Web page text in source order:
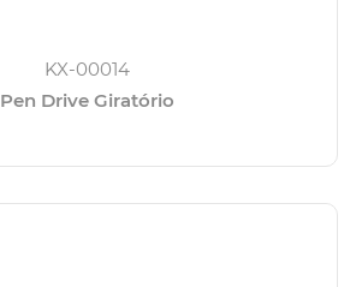
KX-00014
Pen Drive Giratório